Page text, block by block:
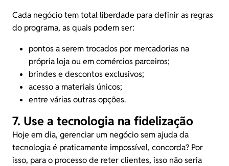
Cada negócio tem total liberdade para definir as regras
do programa, as quais podem ser:
pontos a serem trocados por mercadorias na
própria loja ou em comércios parceiros;
brindes e descontos exclusivos;
acesso a materiais únicos;
entre várias outras opções.
7. Use a tecnologia na fidelização
Hoje em dia, gerenciar um negócio sem ajuda da
tecnologia é praticamente impossível, concorda? Por
isso, para o processo de reter clientes, isso não seria